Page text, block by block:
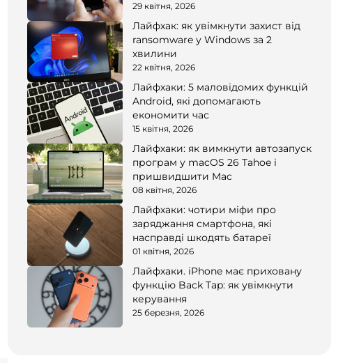
29 квітня, 2026
Лайфхак: як увімкнути захист від
ransomware у Windows за 2
хвилини
22 квітня, 2026
Лайфхаки: 5 маловідомих функцій
Android, які допомагають
економити час
15 квітня, 2026
Лайфхаки: як вимкнути автозапуск
програм у macOS 26 Tahoe і
пришвидшити Mac
08 квітня, 2026
Лайфхаки: чотири міфи про
заряджання смартфона, які
насправді шкодять батареї
01 квітня, 2026
Лайфхаки. iPhone має приховану
функцію Back Tap: як увімкнути
керування
25 березня, 2026